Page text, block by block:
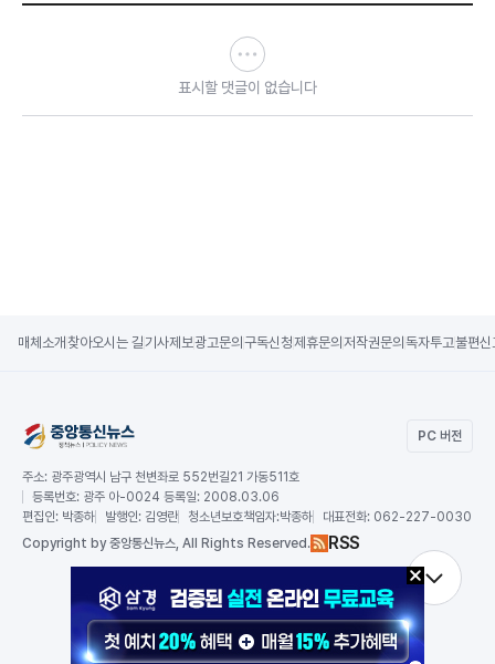
표시할 댓글이 없습니다
매체소개 찾아오시는 길기사제보광고문의 구독신청제휴문의 저작권문의 독자투고불편신
PC 버전
주소: 광주광역시 남구 천변좌로 552번길21 가동511호
등록번호: 광주 아-0024 등록일: 2008.03.06
편집인: 박종하 발행인: 김영란 청소년보호책임자:박종하 대표전화: 062-227-0030
Copyright by 중앙통신뉴스, All Rights Reserved. RSS